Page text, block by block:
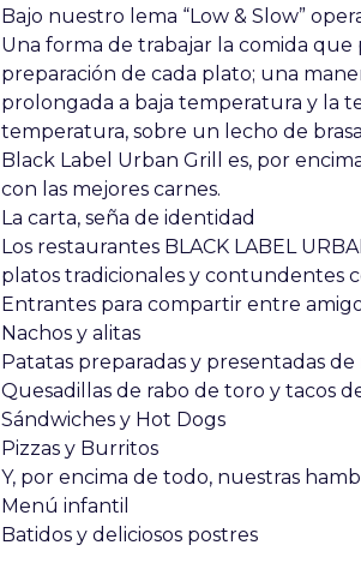
Bajo nuestro lema “Low & Slow”
Una forma de trabajar la comida
preparación de cada plato; una
prolongada a baja temperatura y la
temperatura, sobre un lecho de
Black Label Urban Grill es, por
con las mejores carnes.
La carta, seña de identidad
Los restaurantes BLACK LABEL
platos tradicionales y contundentes
Entrantes para compartir entre
Nachos y alitas
Patatas preparadas y presentadas de
Quesadillas de rabo de toro y tacos
Sándwiches y Hot Dogs
Pizzas y Burritos
Y, por encima de todo, nuestras
Menú infantil
Batidos y deliciosos postres